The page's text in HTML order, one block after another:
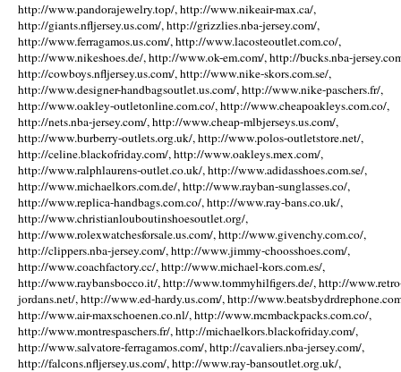
http://www.pandorajewelry.top/, http://www.nikeair-max.ca/,
http://giants.nfljersey.us.com/, http://grizzlies.nba-jersey.com/,
http://www.ferragamos.us.com/, http://www.lacosteoutlet.com.co/,
http://www.nikeshoes.de/, http://www.ok-em.com/, http://bucks.nba-
http://cowboys.nfljersey.us.com/, http://www.nike-skors.com.se/,
http://www.designer-handbagsoutlet.us.com/, http://www.nike-paschers.fr/,
http://www.oakley-outletonline.com.co/, http://www.cheapoakleys.com.co/,
http://nets.nba-jersey.com/, http://www.cheap-mlbjerseys.us.com/,
http://www.burberry-outlets.org.uk/, http://www.polos-outletstore.net/,
http://celine.blackofriday.com/, http://www.oakleys.mex.com/,
http://www.ralphlaurens-outlet.co.uk/, http://www.adidasshoes.com.se/,
http://www.michaelkors.com.de/, http://www.rayban-sunglasses.co/,
http://www.replica-handbags.com.co/, http://www.ray-bans.co.uk/,
http://www.christianlouboutinshoesoutlet.org/,
http://www.rolexwatchesforsale.us.com/, http://www.givenchy.com.co/,
http://clippers.nba-jersey.com/, http://www.jimmy-choosshoes.com/,
http://www.coachfactory.cc/, http://www.michael-kors.com.es/,
http://www.raybansbocco.it/, http://www.tommyhilfigers.de/, http://
jordans.net/, http://www.ed-hardy.us.com/, http://
http://www.air-maxschoenen.co.nl/, http://www.mcmbackpacks.com.co/,
http://www.montrespaschers.fr/, http://michaelkors.blackofriday.com/,
http://www.salvatore-ferragamos.com/, http://cavaliers.nba-jersey.com/,
http://falcons.nfljersey.us.com/, http://www.ray-bansoutlet.org.uk/,